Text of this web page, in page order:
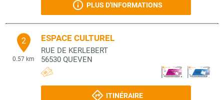
PLUS D'INFORMATIONS
2
0.57 km
ESPACE CULTUREL
RUE DE KERLEBERT
56530 QUEVEN
ITINÉRAIRE